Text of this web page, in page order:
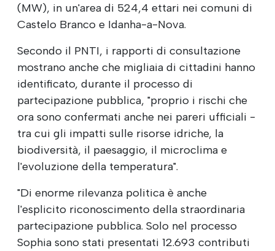
(MW), in un'area di 524,4 ettari nei comuni di
Castelo Branco e Idanha-a-Nova.
Secondo il PNTI, i rapporti di consultazione
mostrano anche che migliaia di cittadini hanno
identificato, durante il processo di
partecipazione pubblica, "proprio i rischi che
ora sono confermati anche nei pareri ufficiali -
tra cui gli impatti sulle risorse idriche, la
biodiversità, il paesaggio, il microclima e
l'evoluzione della temperatura".
"Di enorme rilevanza politica è anche
l'esplicito riconoscimento della straordinaria
partecipazione pubblica. Solo nel processo
Sophia sono stati presentati 12.693 contributi